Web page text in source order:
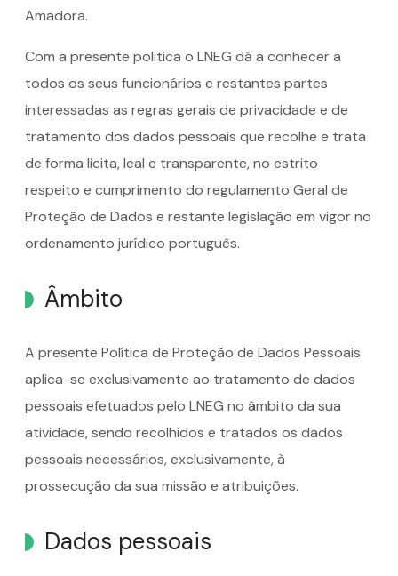
Amadora.
Com a presente politica o LNEG dá a conhecer a
todos os seus funcionários e restantes partes
interessadas as regras gerais de privacidade e de
tratamento dos dados pessoais que recolhe e trata
de forma licita, leal e transparente, no estrito
respeito e cumprimento do regulamento Geral de
Proteção de Dados e restante legislação em vigor no
ordenamento jurídico português.
Âmbito
A presente Política de Proteção de Dados Pessoais
aplica-se exclusivamente ao tratamento de dados
pessoais efetuados pelo LNEG no âmbito da sua
atividade, sendo recolhidos e tratados os dados
pessoais necessários, exclusivamente, à
prossecução da sua missão e atribuições.
Dados pessoais